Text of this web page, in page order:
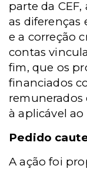
parte da
as
e a correção
contas
fim, que os
financiados
remunerados
à aplicável ao
Pedido
A ação foi